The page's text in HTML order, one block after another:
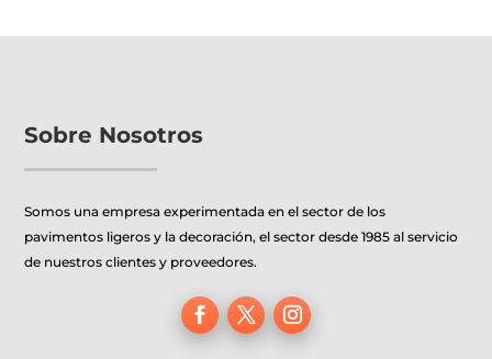
Sobre Nosotros
Somos una empresa experimentada en el sector de los
pavimentos ligeros y la decoración, el sector desde 1985 al servicio
de nuestros clientes y proveedores.